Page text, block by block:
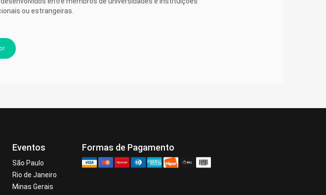
ou estrangeiras.
Eventos
São Paulo
Rio de Janeiro
Minas Gerais
Formas de Pagamento